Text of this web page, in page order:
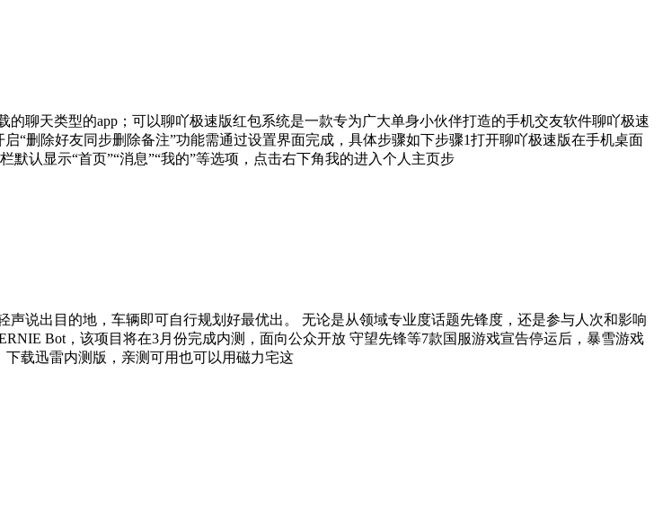
聊天类型的app；可以聊吖极速版红包系统是一款专为广大单身小伙伴打造的手机交友软件聊吖极速
“删除好友同步删除备注”功能需通过设置界面完成，具体步骤如下步骤1打开聊吖极速版在手机桌面
认显示“首页”“消息”“我的”等选项，点击右下角我的进入个人主页步
说出目的地，车辆即可自行规划好最优出。 无论是从领域专业度话题先锋度，还是参与人次和影响
Bot，该项目将在3月份完成内测，面向公众开放 守望先锋等7款国服游戏宣告停运后，暴雪游戏
下载迅雷内测版，亲测可用也可以用磁力宅这